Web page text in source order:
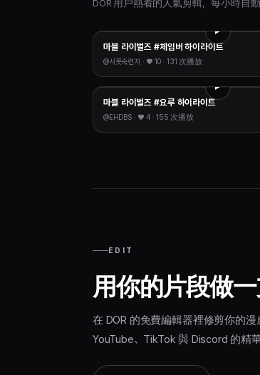
DOR 用戶熱看的人氣剪輯，每小時自動
마블 라이벌즈 #체임버 하이라이트
@서폿숙련자· ♥ 10· 131 次播放
마블 라이벌즈 #요루 하이라이트
@EHDBS· ♥ 4· 155 次播放
EDIT
用你的片段做
在 DOR 的免費編輯器裡修剪你的
YouTube、TikTok 與 Discord 的精